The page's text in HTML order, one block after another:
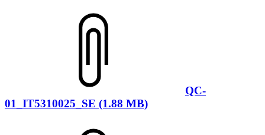
QC-
01_IT5310025_SE (1.88 MB)